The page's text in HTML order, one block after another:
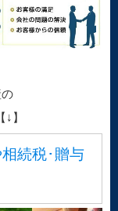
】
続税･贈与